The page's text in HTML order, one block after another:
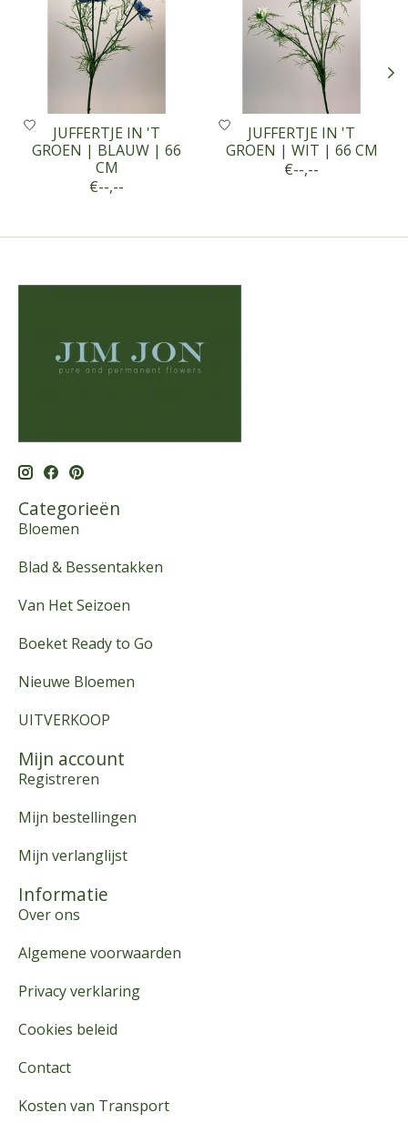
JUFFERTJE IN 'T
GROEN | BLAUW | 66
CM
€--,--
JUFFERTJE IN 'T
GROEN | WIT | 66 CM
€--,--
Categorieën
Bloemen
Blad & Bessentakken
Van Het Seizoen
Boeket Ready to Go
Nieuwe Bloemen
UITVERKOOP
Mijn account
Registreren
Mijn bestellingen
Mijn verlanglijst
Informatie
Over ons
Algemene voorwaarden
Privacy verklaring
Cookies beleid
Contact
Kosten van Transport